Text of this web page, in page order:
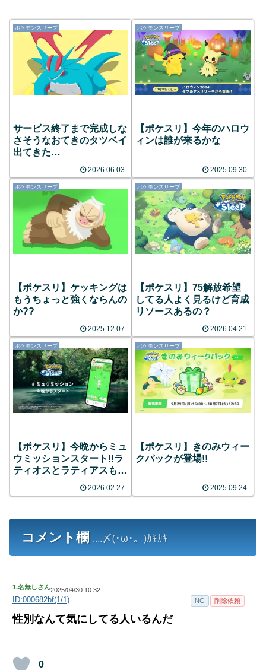
ポケモンスリープ
サービス終了まで完成しな
さそうなおてきのタツベイ
出てきた…
2026.06.03
ポケモンスリープ
【ポケスリ】今年のハロウ
ィンは誰が来るかな
2025.09.30
ポケモンスリープ
【ポケスリ】ケッキングは
もうちょっと強くならんの
か??
2025.12.07
ポケモンスリープ
【ポケスリ】75解放希望
してる人よく見るけど育成
リソースあるの？
2026.04.21
ポケモンスリープ
【ポケスリ】今晩からミュ
ウミッションスタート!!ラ
ティオスとラティアスも登
2026.02.27
ポケモンスリープ
【ポケスリ】きのみウィー
クパックが登場!!
2025.09.24
コメント欄 ....〆(･ω･。)ｶｷｶｷ
1.名無しさん2025/04/30 10:32
ID:000682bf(1/1) NG 削除依頼
性別なんて気にしてる人いるんだ
0